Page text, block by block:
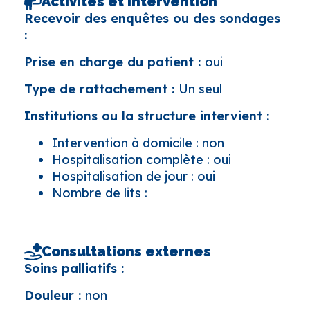
Recevoir des enquêtes ou des sondages
:
Prise en charge du patient : oui
Type de rattachement : Un seul
Institutions ou la structure intervient :
Intervention à domicile : non
Hospitalisation complète : oui
Hospitalisation de jour : oui
Nombre de lits :
Consultations externes
Soins palliatifs :
Douleur : non